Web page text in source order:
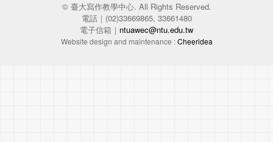
© 臺大寫作教學中心. All Rights Reserved.
電話｜(02)33669865, 33661480
電子信箱｜ ntuawec@ntu.edu.tw
Website design and maintenance :Cheeridea